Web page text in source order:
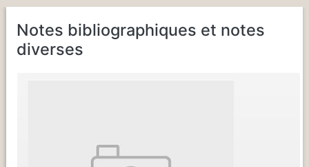
Notes bibliographiques et notes
diverses